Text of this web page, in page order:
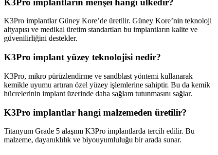
K3Pro implantlar Güney Kore’de üretilir. Güney Kore’nin teknoloji
altyapısı ve medikal üretim standartları bu implantların kalite ve
güvenilirliğini destekler.
K3Pro implant yüzey teknolojisi nedir?
K3Pro, mikro pürüzlendirme ve sandblast yöntemi kullanarak
kemikle uyumu artıran özel yüzey işlemlerine sahiptir. Bu da kemik
hücrelerinin implant üzerinde daha sağlam tutunmasını sağlar.
K3Pro implantlar hangi malzemeden üretilir?
Titanyum Grade 5 alaşımı K3Pro implantlarda tercih edilir. Bu
malzeme, dayanıklılık ve biyouyumluluğu bir arada sunar.